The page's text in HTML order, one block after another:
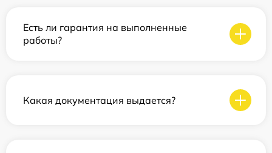
Есть ли гарантия на выполненные
работы?
Какая документация выдается?